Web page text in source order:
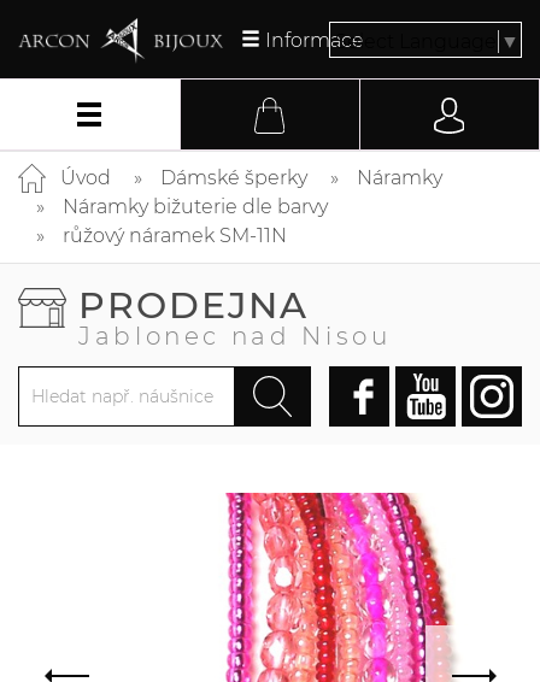
InformaceSelect Language ▼
Úvod Dámské šperky
Náramky
Náramky bižuterie dle barvy
růžový náramek SM-11N
PRODEJNA
Jablonec nad Nisou